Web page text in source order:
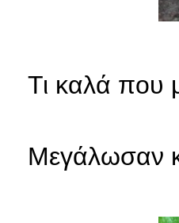
Τι καλά που
Μεγάλωσαν